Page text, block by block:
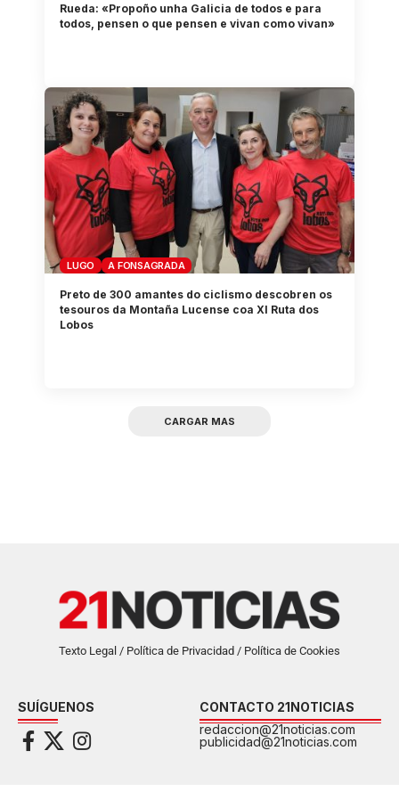
Rueda: «Propoño unha Galicia de todos e para
todos, pensen o que pensen e vivan como vivan»
LUGO A FONSAGRADA
Preto de 300 amantes do ciclismo descobren os
tesouros da Montaña Lucense coa XI Ruta dos
Lobos
CARGAR MAS
Texto Legal / Política de Privacidad / Política de Cookies
SUÍGUENOS
CONTACTO 21NOTICIAS
redaccion@21noticias.com
publicidad@21noticias.com